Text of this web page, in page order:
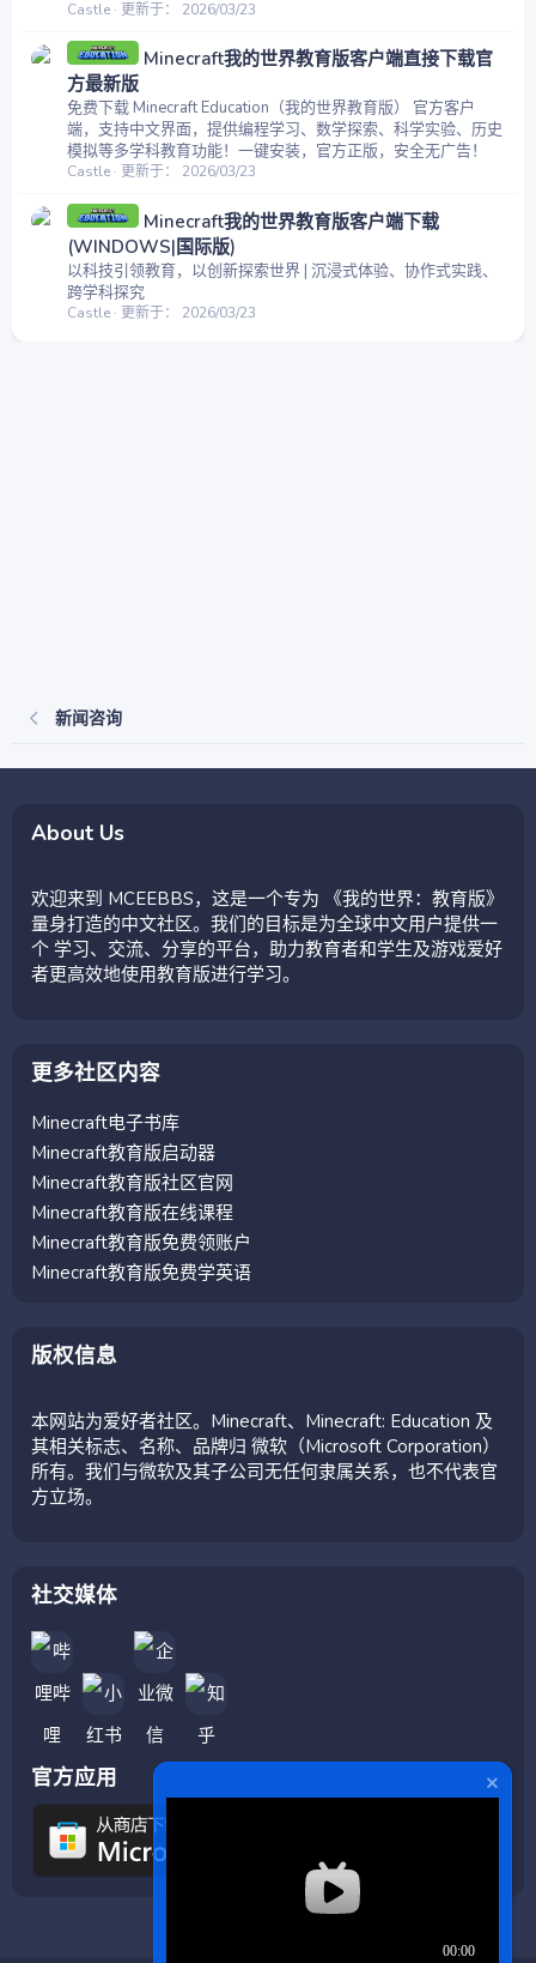
Castle 更新于： 2026/03/23
Minecraft我的世界教育版客户端直接下载官
方最新版
免费下载 Minecraft Education（我的世界教育版） 官方客户
端，支持中文界面，提供编程学习、数学探索、科学实验、历史
模拟等多学科教育功能！一键安装，官方正版，安全无广告！
Castle 更新于： 2026/03/23
Minecraft我的世界教育版客户端下载
(WINDOWS|国际版)
以科技引领教育，以创新探索世界 | 沉浸式体验、协作式实践、
跨学科探究
Castle 更新于： 2026/03/23
新闻咨询
About Us
欢迎来到 MCEEBBS，这是一个专为 《我的世界：教育版》
量身打造的中文社区。我们的目标是为全球中文用户提供一
个 学习、交流、分享的平台，助力教育者和学生及游戏爱好
者更高效地使用教育版进行学习。
更多社区内容
Minecraft电子书库
Minecraft教育版启动器
Minecraft教育版社区官网
Minecraft教育版在线课程
Minecraft教育版免费领账户
Minecraft教育版免费学英语
版权信息
本网站为爱好者社区。Minecraft、Minecraft: Education 及
其相关标志、名称、品牌归 微软（Microsoft Corporation）
所有。我们与微软及其子公司无任何隶属关系，也不代表官
方立场。
社交媒体
官方应用